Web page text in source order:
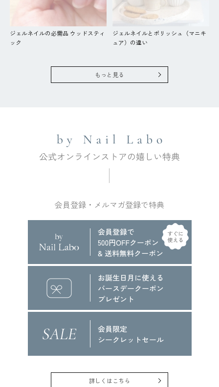
ジェルネイルの必需品 ウッドスティ
ック
ジェルネイルとポリッシュ（マニキ
ュア）の違い
もっと見る
会員登録・メルマガ登録で特典
詳しくはこちら